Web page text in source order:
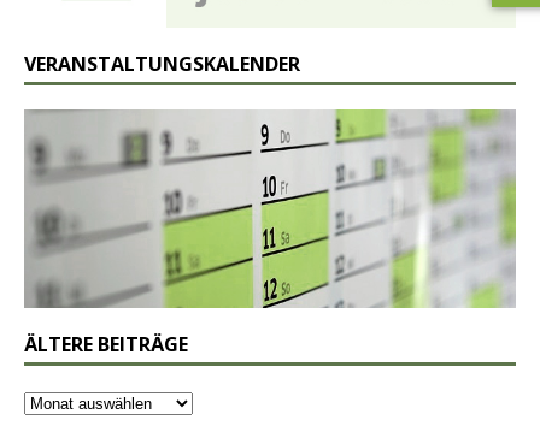
VERANSTALTUNGSKALENDER
ÄLTERE BEITRÄGE